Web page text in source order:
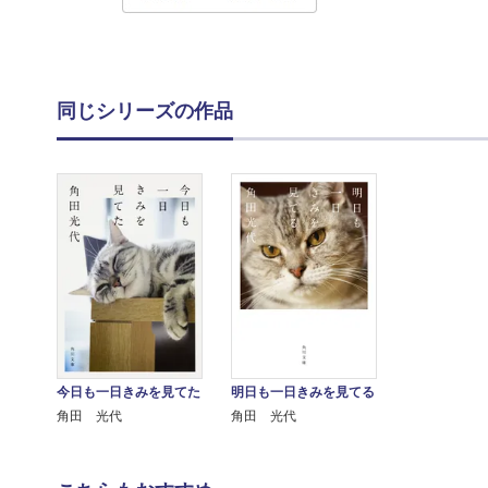
同じシリーズの作品
今日も一日きみを見てた
角田 光代
明日も一日きみを見てる
角田 光代